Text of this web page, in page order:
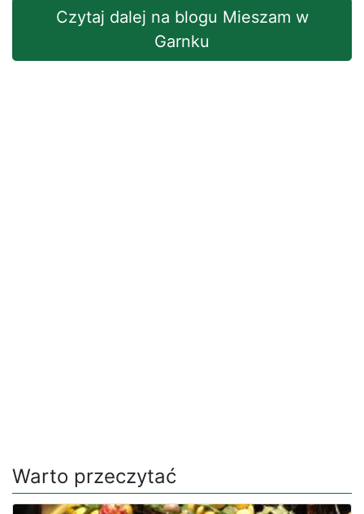
Czytaj dalej na blogu Mieszam w
Garnku
Warto przeczytać